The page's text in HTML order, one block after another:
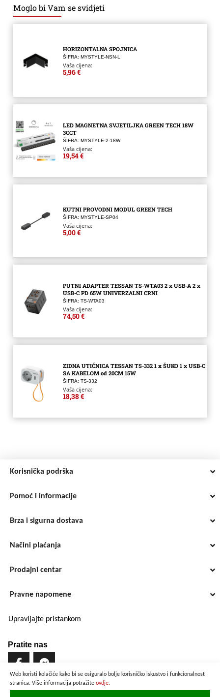
Web koristi kolačiće kako bi se osiguralo bolje korisničko iskustvo i funkcionalnost
stranica. Više informacija potražite ovdje.
Moglo bi Vam se svidjeti
HORIZONTALNA SPOJNICA
ŠIFRA: MYSTYLE-NSN-L
Vaša cijena:
5,96 €
LED MAGNETNA SVJETILJKA GREEN TECH 18W
3CCT
ŠIFRA: MYSTYLE-2-18W
Vaša cijena:
19,54 €
KUTNI PROVODNI MODUL GREEN TECH
ŠIFRA: MYSTYLE-SP04
Vaša cijena:
5,00 €
PUTNI ADAPTER TESSAN TS-WTA03 2 x USB-A 2 x
USB-C PD 65W UNIVERZALNI CRNI
ŠIFRA: TS-WTA03
Vaša cijena:
74,50 €
ZIDNA UTIČNICA TESSAN TS-332 1 x ŠUKO 1 x USB-C
SA KABELOM od 20CM 15W
ŠIFRA: TS-332
Vaša cijena:
18,38 €
Korisnička podrška
Pomoć i informacije
Brza i sigurna dostava
Načini plaćanja
Prodajni centar
Pravne napomene
Upravljajte pristankom
Pratite nas
Brzo i sigurno plaćanje